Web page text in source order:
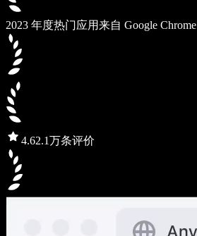
2023 年度热门应用来自 Google Chrome
4.62.1万条评价